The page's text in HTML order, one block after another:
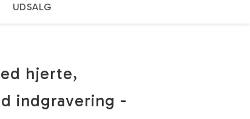
UDSALG
hjerte,
indgravering -